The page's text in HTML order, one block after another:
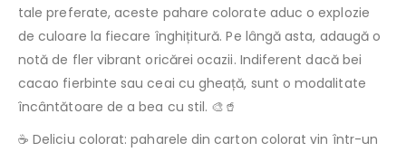
tale preferate, aceste pahare colorate aduc o explozie
de culoare la fiecare înghițitură. Pe lângă asta, adaugă o
notă de fler vibrant oricărei ocazii. Indiferent dacă bei
cacao fierbinte sau ceai cu gheață, sunt o modalitate
încântătoare de a bea cu stil. 🎨🥤
☕ Deliciu colorat: paharele din carton colorat vin într-un